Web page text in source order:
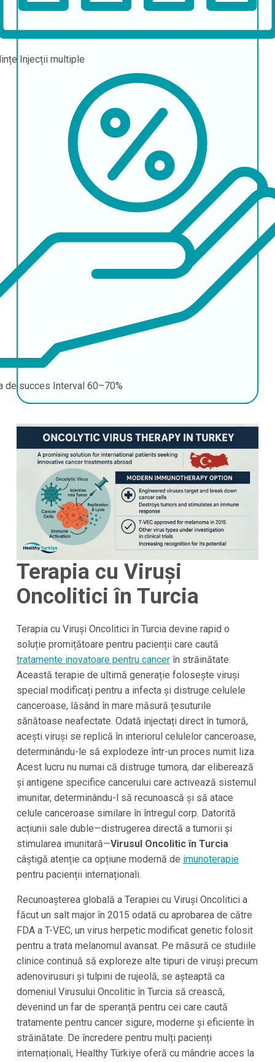
Injecții multiple
de succes Interval 60–70%
Terapia cu Viruși
Oncolitici în Turcia
Terapia cu Viruși Oncolitici în Turcia devine rapid o
soluție promițătoare pentru pacienții care caută
tratamente inovatoare pentru cancerîn străinătate.
Această terapie de ultimă generație folosește viruși
special modificați pentru a infecta și distruge celulele
canceroase, lăsând în mare măsură țesuturile
sănătoase neafectate. Odată injectați direct în tumoră,
acești viruși se replică în interiorul celulelor canceroase,
determinându-le să explodeze într-un proces numit liza.
Acest lucru nu numai că distruge tumora, dar eliberează
și antigene specifice cancerului care activează sistemul
imunitar, determinându-l să recunoască și să atace
celule canceroase similare în întregul corp. Datorită
acțiunii sale duble—distrugerea directă a tumorii și
stimularea imunitară—Virusul Oncolitic în Turcia
câștigă atenție ca opțiune modernă de imunoterapie
pentru pacienții internaționali.
Recunoașterea globală a Terapiei cu Viruși Oncolitici a
făcut un salt major în 2015 odată cu aprobarea de către
FDA a T-VEC, un virus herpetic modificat genetic folosit
pentru a trata melanomul avansat. Pe măsură ce studiile
clinice continuă să exploreze alte tipuri de viruși precum
adenovirusuri și tulpini de rujeolă, se așteaptă ca
domeniul Virusului Oncolitic în Turcia să crească,
devenind un far de speranță pentru cei care caută
tratamente pentru cancer sigure, moderne și eficiente în
străinătate. De încredere pentru mulți pacienți
internaționali, Healthy Türkiye oferă cu mândrie acces la